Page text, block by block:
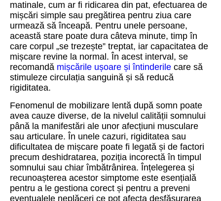
matinale, cum ar fi ridicarea din pat, efectuarea de
mișcări simple sau pregătirea pentru ziua care
urmează să înceapă. Pentru unele persoane,
această stare poate dura câteva minute, timp în
care corpul „se trezește” treptat, iar capacitatea de
mișcare revine la normal. În acest interval, se
recomandă mișcările ușoare și întinderile care să
stimuleze circulația sanguină și să reducă
rigiditatea.
Fenomenul de mobilizare lentă după somn poate
avea cauze diverse, de la nivelul calității somnului
până la manifestări ale unor afecțiuni musculare
sau articulare. În unele cazuri, rigiditatea sau
dificultatea de mișcare poate fi legată și de factori
precum deshidratarea, poziția incorectă în timpul
somnului sau chiar îmbătrânirea. Înțelegerea și
recunoașterea acestor simptome este esențială
pentru a le gestiona corect și pentru a preveni
eventualele neplăceri ce pot afecta desfășurarea